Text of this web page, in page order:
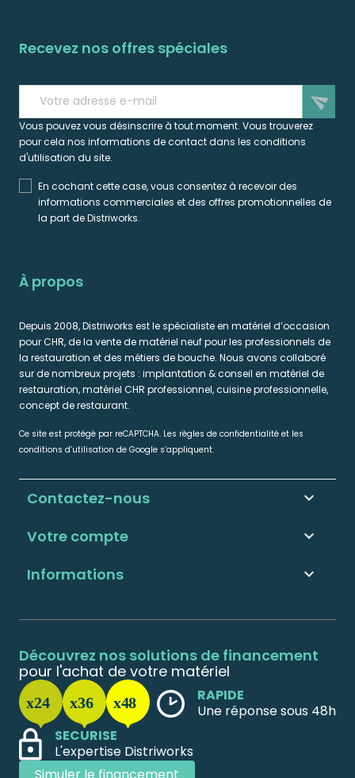
Recevez nos offres spéciales
send
Vous pouvez vous désinscrire à tout moment. Vous trouverez
pour cela nos informations de contact dans les conditions
d'utilisation du site.
En cochant cette case, vous consentez à recevoir des
informations commerciales et des offres promotionnelles de
la part de Distriworks.
À propos
Depuis 2008, Distriworks est le spécialiste en matériel d’occasion
pour CHR, de la vente de matériel neuf pour les professionnels de
la restauration et des métiers de bouche. Nous avons collaboré
sur de nombreux projets : implantation & conseil en matériel de
restauration, matériel CHR professionnel, cuisine professionnelle,
concept de restaurant.
Ce site est protégé par reCAPTCHA. Les règles de confidentialité et les
conditions d’utilisation de Google s’appliquent.
Informations 
Votre compte 
Contactez-nous keyboard_arrow_down
Découvrez nos solutions de financement
pour l'achat de votre matériel
RAPIDE
Une réponse sous 48h
SECURISE
L'expertise Distriworks
Simuler le financement